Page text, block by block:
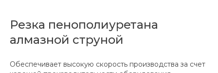
Резка пенополиуретана
алмазной струной
Обеспечивает высокую скорость производства за счет